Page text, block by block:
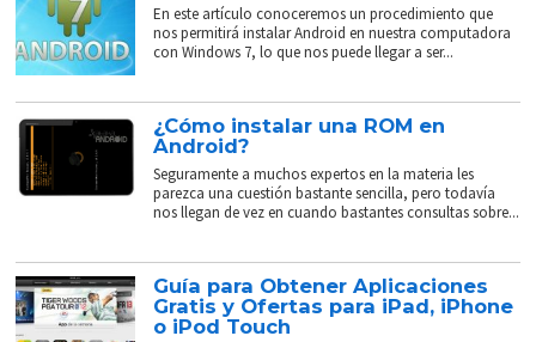
En este artículo conoceremos un procedimiento que
nos permitirá instalar Android en nuestra computadora
con Windows 7, lo que nos puede llegar a ser...
¿Cómo instalar una ROM en
Android?
Seguramente a muchos expertos en la materia les
parezca una cuestión bastante sencilla, pero todavía
nos llegan de vez en cuando bastantes consultas sobre...
Guía para Obtener Aplicaciones
Gratis y Ofertas para iPad, iPhone
o iPod Touch